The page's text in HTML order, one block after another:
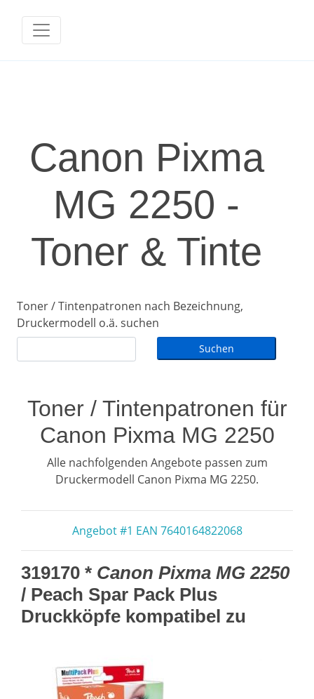
Canon Pixma
MG 2250 -
Toner & Tinte
Toner / Tintenpatronen nach Bezeichnung,
Druckermodell o.ä. suchen
Toner / Tintenpatronen für
Canon Pixma MG 2250
Alle nachfolgenden Angebote passen zum
Druckermodell Canon Pixma MG 2250.
Angebot #1 EAN 7640164822068
319170 * Canon Pixma MG 2250
/ Peach Spar Pack Plus
Druckköpfe kompatibel zu